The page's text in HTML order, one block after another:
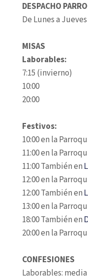
DESPACHO
De Lunes a Jueves
MISAS
Laborables:
7:15 (invierno)
10:00
20:00
Festivos:
10:00 en la
11:00 en la
11:00 También en
12:00 en la
12:00 También en
13:00 en la
18:00 También en
20:00 en la
CONFESIONES
Laborables: